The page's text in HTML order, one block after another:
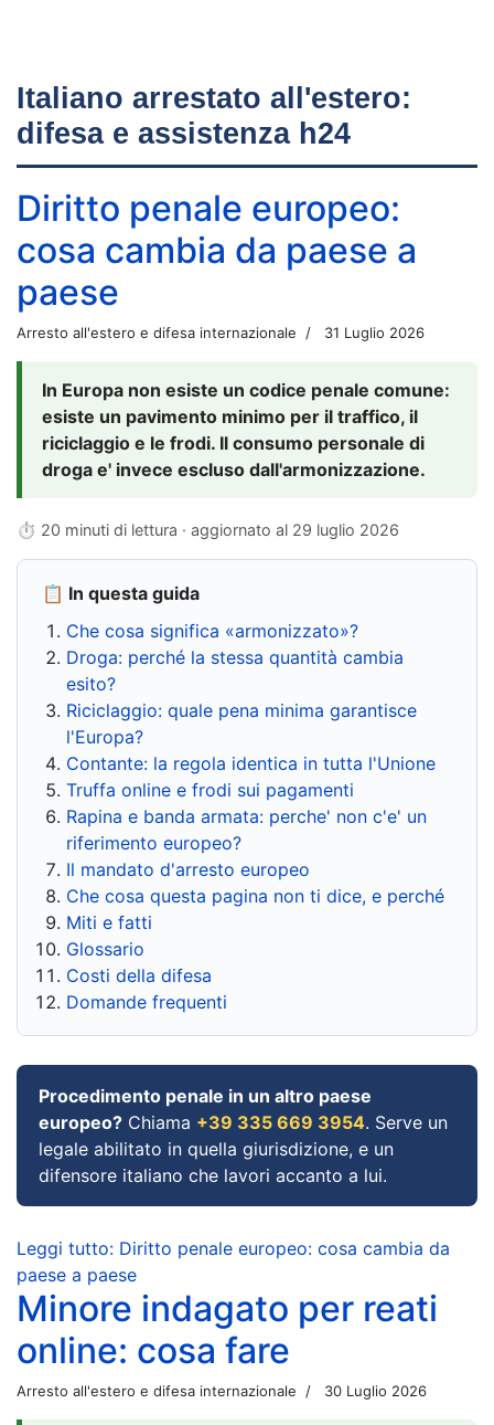
Italiano arrestato all'estero:
difesa e assistenza h24
Diritto penale europeo:
cosa cambia da paese a
paese
Arresto all'estero e difesa internazionale 31 Luglio 2026
In Europa non esiste un codice penale comune:
esiste un pavimento minimo per il traffico, il
riciclaggio e le frodi. Il consumo personale di
droga e' invece escluso dall'armonizzazione.
⏱ 20 minuti di lettura · aggiornato al 29 luglio 2026
📋 In questa guida
Che cosa significa «armonizzato»?
Droga: perché la stessa quantità cambia
esito?
Riciclaggio: quale pena minima garantisce
l'Europa?
Contante: la regola identica in tutta l'Unione
Truffa online e frodi sui pagamenti
Rapina e banda armata: perche' non c'e' un
riferimento europeo?
Il mandato d'arresto europeo
Che cosa questa pagina non ti dice, e perché
Miti e fatti
Glossario
Costi della difesa
Domande frequenti
Procedimento penale in un altro paese
europeo? Chiama +39 335 669 3954. Serve un
legale abilitato in quella giurisdizione, e un
difensore italiano che lavori accanto a lui.
Leggi tutto: Diritto penale europeo: cosa cambia da
paese a paese
Minore indagato per reati
online: cosa fare
Arresto all'estero e difesa internazionale 30 Luglio 2026